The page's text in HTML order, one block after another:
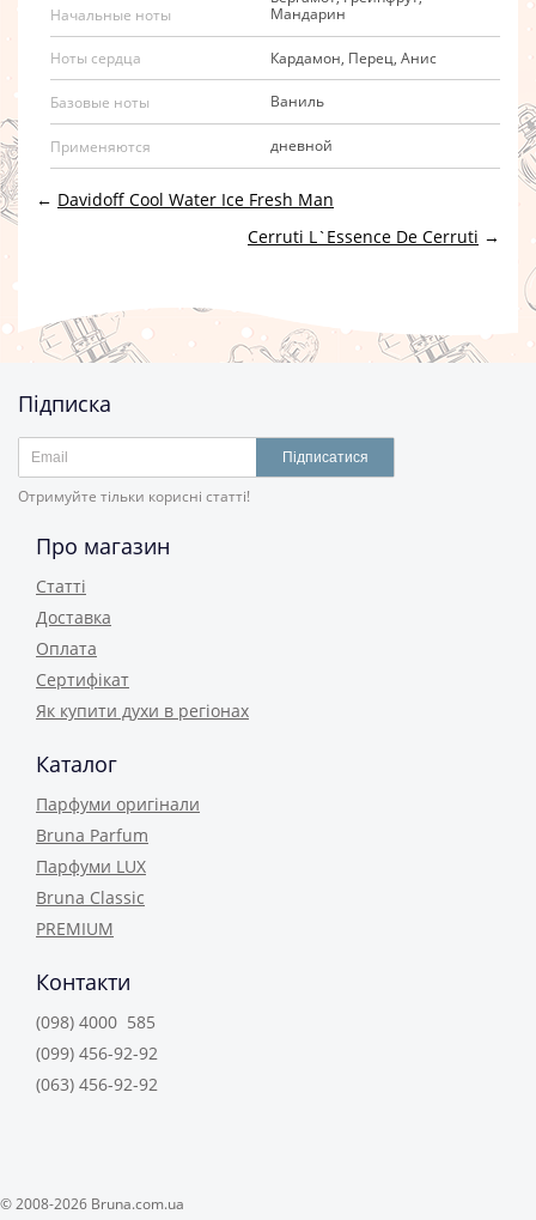
Начальные ноты
Мандарин
Ноты сердца Кардамон, Перец, Анис
Базовые ноты Ваниль
Применяются дневной
← Davidoff Cool Water Ice Fresh Man
Cerruti L`Essence De Cerruti →
Підписка
Підписатися
Отримуйте тільки корисні статті!
Про магазин
Статті
Доставка
Оплата
Сертифікат
Як купити духи в регіонах
Каталог
Парфуми оригінали
Bruna Parfum
Парфуми LUX
Bruna Classic
PREMIUM
Контакти
(098) 4000 585
(099) 456-92-92
(063) 456-92-92
© 2008-2026 Bruna.com.ua